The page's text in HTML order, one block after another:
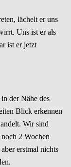
lächelt er uns
Uns ist er als
ist er jetzt
der Nähe des
Blick erkennen
Wir sind
noch 2 Wochen
erstmal nichts